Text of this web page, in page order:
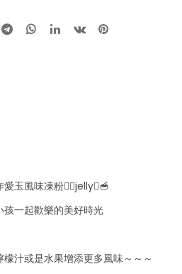
愛玉風味凍粉􀈂􀄨jelly􏿿🥣
一起歡樂的美好時光
汁或是水果增添更多風味～～～